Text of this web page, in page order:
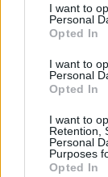
cualquier
visitando
I want to
Personal
Opted In
I want to
Personal
Opted In
I want to
Retention,
Personal
Purposes
Opted In